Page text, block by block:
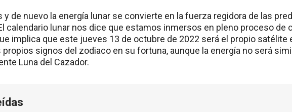
y de nuevo la energía lunar se convierte en la fuerza regidora de las
calendario lunar nos dice que estamos inmersos en pleno proceso de
implica que este jueves 13 de octubre de 2022 será el propio satélite
signos del zodiaco en su fortuna, aunque la energía no será
Luna del Cazador.